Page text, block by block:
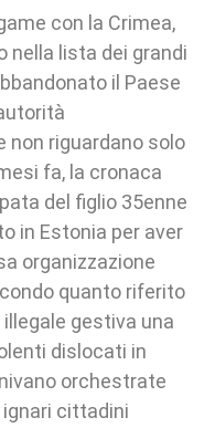
con la Crimea,
nella lista dei grandi
il Paese
non riguardano solo
fa, la cronaca
del figlio 35enne
in Estonia per aver
organizzazione
quanto riferito
gestiva una
dislocati in
orchestrate
cittadini